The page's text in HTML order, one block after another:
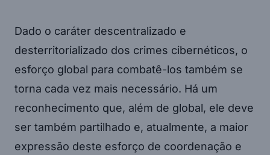
Dado o caráter descentralizado e
desterritorializado dos crimes cibernéticos, o
esforço global para combatê-los também se
torna cada vez mais necessário. Há um
reconhecimento que, além de global, ele deve
ser também partilhado e, atualmente, a maior
expressão deste esforço de coordenação e